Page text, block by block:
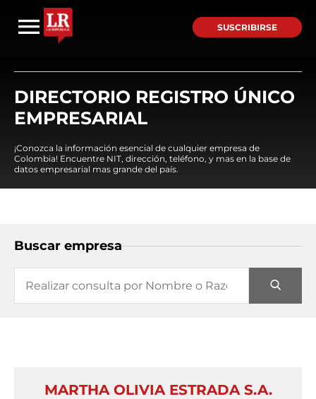
SUSCRIBIRSE
DIRECTORIO REGISTRO ÚNICO
EMPRESARIAL
¡Conozca la información esencial de cualquier empresa de
Colombia! Encuentre NIT, dirección, teléfono, y mas en la base de
datos empresarial mas grande del país.
Buscar empresa
MARTHA OLIVIA ESTRADA S.A.